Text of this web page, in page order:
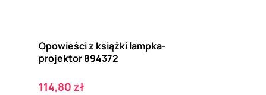
Opowieści z książki lampka-
projektor 894372
Cena
114,80 zł